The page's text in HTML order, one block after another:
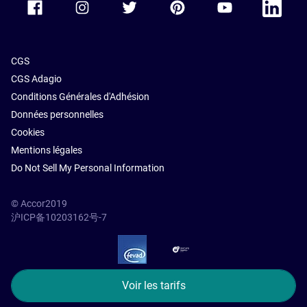
Voir les tarifs
CGS
CGS Adagio
Conditions Générales d'Adhésion
Données personnelles
Cookies
Mentions légales
Do Not Sell My Personal Information
© Accor2019
沪ICP备10203162号-7